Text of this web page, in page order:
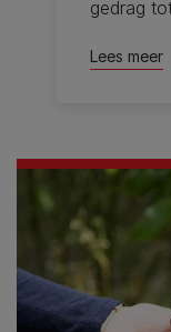
gedrag
Lees meer